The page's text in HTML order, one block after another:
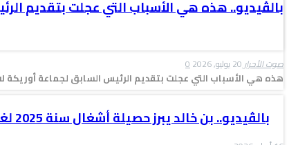
بالڤيديو.. هذه هي الأسباب التي عجلت بتقديم
صوت الأحرار20 يوليو, 2026 0
هذه هي الأسباب التي عجلت بتقديم الرئيس السابق لجماعة أوريكة
بالڤيديو.. بن خالد يبرز حصيلة أشغال سنة 2025 لغرفة التجارة والصناعة…